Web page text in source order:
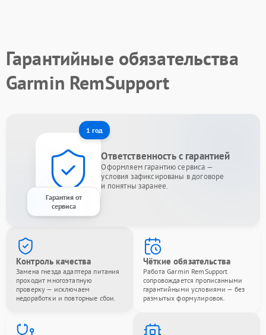
Гарантийные обязательства
Garmin RemSupport
1 год
Гарантия от
сервиса
Ответственность с гарантией
Оформляем гарантию сервиса —
условия зафиксированы в договоре
и понятны заранее.
Контроль качества
Замена гнезда адаптера питания
проходит многоэтапную
проверку — исключаем
недоработки и повторные сбои.
Чёткие обязательства
Работа Garmin RemSupport
сопровождается прописанными
гарантийными условиями — без
размытых формулировок.